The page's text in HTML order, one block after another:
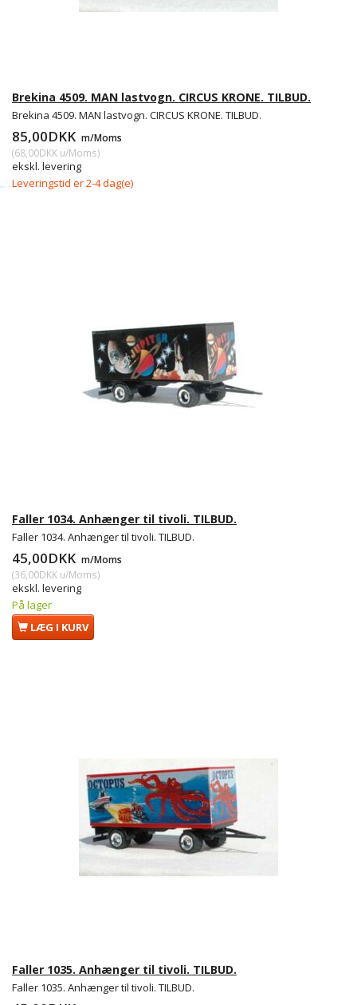
Brekina 4509. MAN lastvogn. CIRCUS KRONE. TILBUD.
Brekina 4509. MAN lastvogn. CIRCUS KRONE. TILBUD.
85,00DKK m/Moms
(68,00DKK u/Moms)
ekskl. levering
Leveringstid er 2-4 dag(e)
Faller 1034. Anhænger til tivoli. TILBUD.
Faller 1034. Anhænger til tivoli. TILBUD.
45,00DKK m/Moms
(36,00DKK u/Moms)
ekskl. levering
På lager
LÆG I KURV
Faller 1035. Anhænger til tivoli. TILBUD.
Faller 1035. Anhænger til tivoli. TILBUD.